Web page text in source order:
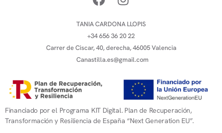
TANIA CARDONA LLOPIS
+34 656 36 20 22
Carrer de Ciscar, 40, derecha, 46005 Valencia
Canastilla.es@gmail.com
Financiado por el Programa KIT Digital. Plan de Recuperación,
Transformación y Resiliencia de España “Next Generation EU”.